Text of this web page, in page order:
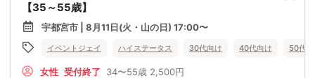
【35～55歳】
宇都宮市 | 8月11日(火・山の日) 17:00〜
イベントジェイ ハイステータス 30代向け 40代向け 50代
女性 受付終了 34〜55歳 2,500円